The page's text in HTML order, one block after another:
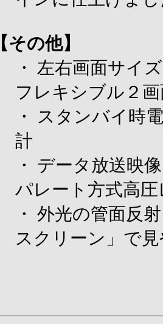
【その他】
・ 左右画面サイ
フレキシブル２
・ スタンバイ時
計
・ データ放送映
パレート方式高
・ 外光の管面反
スクリーン」で